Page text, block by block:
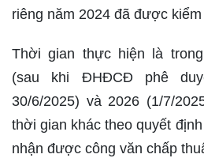
riêng năm 2024 đã được kiểm
Thời gian thực hiện là
(sau khi ĐHĐCĐ phê
30/6/2025) và 2026 (1/7/
thời gian khác theo quyết
nhận được công văn chấp